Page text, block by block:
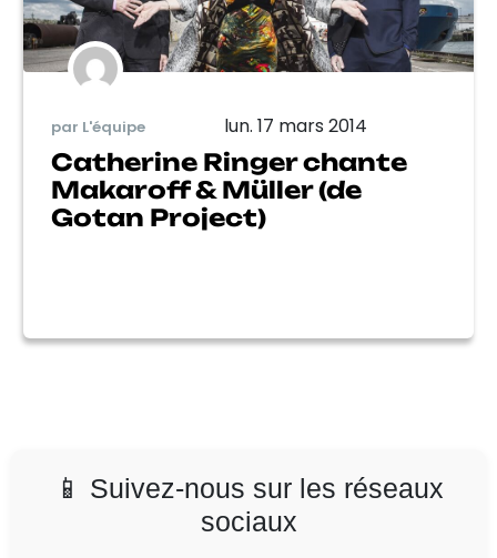
par L'équipe lun. 17 mars 2014
Catherine Ringer chante
Makaroff & Müller (de
Gotan Project)
📱 Suivez-nous sur les réseaux
sociaux